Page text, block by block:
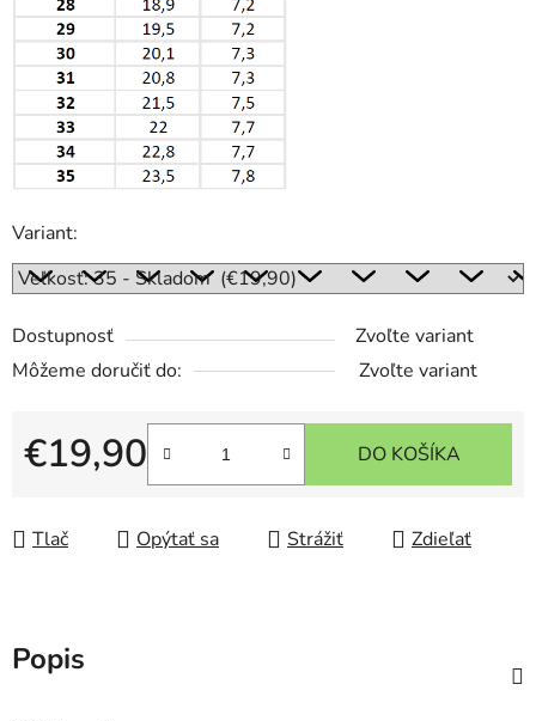
Variant:
Dostupnosť
Zvoľte variant
Môžeme doručiť do:
Zvoľte variant
€19,90
Jednotková cena:
DO KOŠÍKA
Tlač Opýtať sa Strážiť Zdieľať
Popis